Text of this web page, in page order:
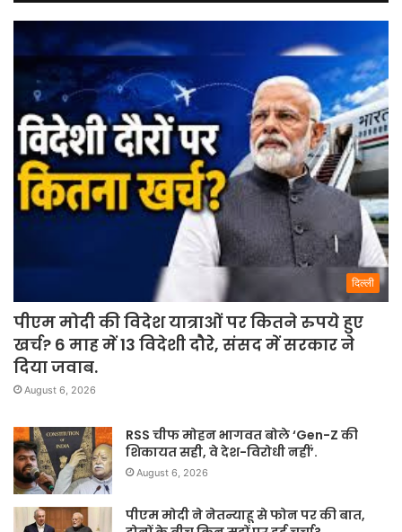
दिल्ली
पीएम मोदी की विदेश यात्राओं पर कितने रुपये हुए
खर्च? 6 माह में 13 विदेशी दौरे, संसद में सरकार ने
दिया जवाब.
August 6, 2026
RSS चीफ मोहन भागवत बोले ‘Gen-Z की
शिकायत सही, वे देश-विरोधी नहीं’.
August 6, 2026
पीएम मोदी ने नेतन्याहू से फोन पर की बात,